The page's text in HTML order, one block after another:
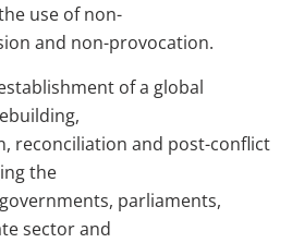
use of non-
and non-provocation.
of a global
reconciliation and post-conflict
the
parliaments,
sector and